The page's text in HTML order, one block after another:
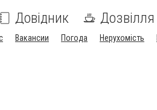
Довідник Дозвілля
Вакансии Погода Нерухомість